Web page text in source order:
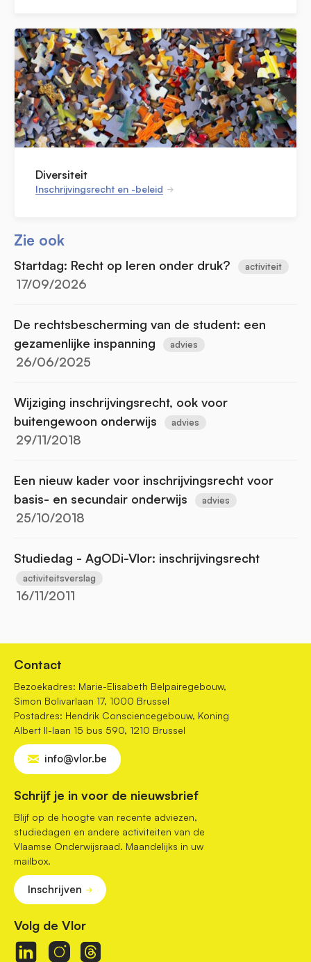
Diversiteit
Inschrijvingsrecht en -beleid
Zie ook
Startdag: Recht op leren onder druk? activiteit
17/09/2026
De rechtsbescherming van de student: een
gezamenlijke inspanning
advies
26/06/2025
Wijziging inschrijvingsrecht, ook voor
buitengewoon onderwijs
advies
29/11/2018
Een nieuw kader voor inschrijvingsrecht voor
basis- en secundair onderwijs
advies
25/10/2018
Studiedag - AgODi-Vlor: inschrijvingsrecht
activiteitsverslag
16/11/2011
Contact
Bezoekadres: Marie-Elisabeth Belpairegebouw,
Simon Bolivarlaan 17, 1000 Brussel
Postadres: Hendrik Consciencegebouw, Koning
Albert II-laan 15 bus 590, 1210 Brussel
info@vlor.be
Schrijf je in voor de nieuwsbrief
Blijf op de hoogte van recente adviezen,
studiedagen en andere activiteiten van de
Vlaamse Onderwijsraad. Maandelijks in uw
mailbox.
Inschrijven
Volg de Vlor